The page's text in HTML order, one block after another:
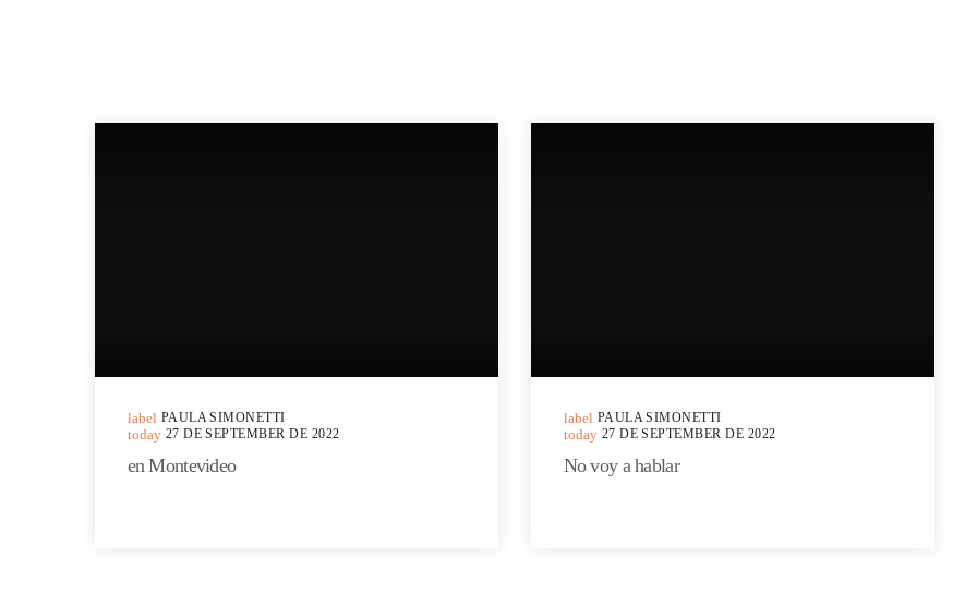
label PAULA SIMONETTI
today 27 DE SEPTEMBER DE 2022
en Montevideo
label PAULA SIMONETTI
today 27 DE SEPTEMBER DE 2022
No voy a hablar